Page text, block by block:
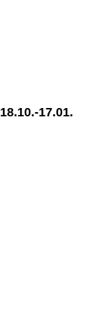
18.10.-17.01.